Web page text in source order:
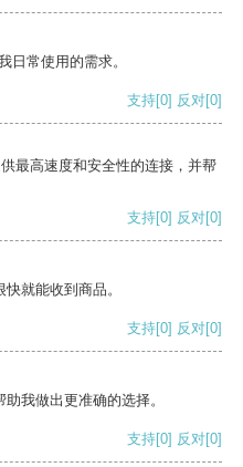
日常使用的需求。
支持[0] 反对[0]
最高速度和安全性的连接，并帮
支持[0] 反对[0]
就能收到商品。
支持[0] 反对[0]
我做出更准确的选择。
支持[0] 反对[0]